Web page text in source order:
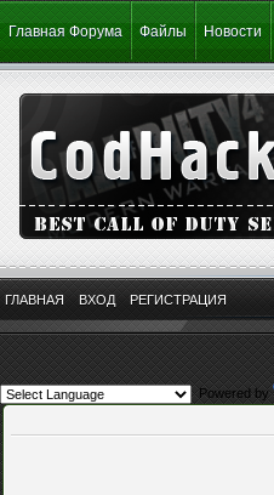
Главная Форума Файлы Новости
ГЛАВНАЯ ВХОД РЕГИСТРАЦИЯ
Powered by